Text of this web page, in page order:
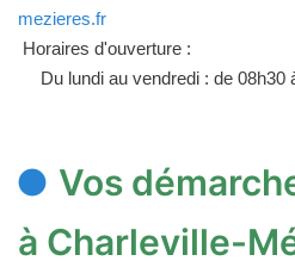
mezieres.fr
Horaires d'ouverture :
Du lundi au vendredi : de 08h30
Vos
à Charleville-